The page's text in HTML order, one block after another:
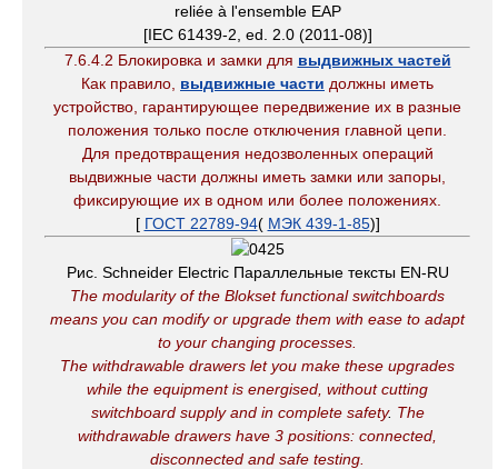
reliée à l'ensemble EAP
[IEC 61439-2, ed. 2.0 (2011-08)]
7.6.4.2 Блокировка и замки для выдвижных частей
Как правило, выдвижные части должны иметь
устройство, гарантирующее передвижение их в разные
положения только после отключения главной цепи.
Для предотвращения недозволенных операций
выдвижные части должны иметь замки или запоры,
фиксирующие их в одном или более положениях.
[ ГОСТ 22789-94( МЭК 439-1-85)]
Рис. Schneider Electric Параллельные тексты EN-RU
The modularity of the Blokset functional switchboards
means you can modify or upgrade them with ease to adapt
to your changing processes.
The withdrawable drawers let you make these upgrades
while the equipment is energised, without cutting
switchboard supply and in complete safety. The
withdrawable drawers have 3 positions: connected,
disconnected and safe testing.